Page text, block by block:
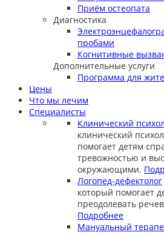
Приём остеопата
Диагностика
пробами
Когнитивные
Дополнительные услуги
Программа для
Цены
Что мы лечим
Специалисты
Клинический
клинический
помогает детям
тревожностью и
окружающими.
Логопед-дефектолог
который помогает
преодолевать
Подробнее
Мануальный